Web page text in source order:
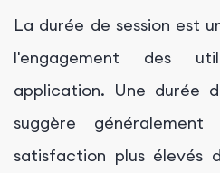
La durée de session est
l'engagement des
application. Une durée
suggère
satisfaction plus élevés